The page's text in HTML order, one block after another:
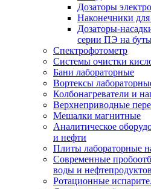
Дозаторы
Наконечники для
Дозаторы-
серии ПЭ на
Спектрофотометр
Системы очистки
Бани лабораторные
Вортексы
Колбонагреватели и
Верхнеприводные
Мешалки магнитные
Аналитическое
и нефти
Плиты лабораторные
Современные
воды и нефтепродуктов
Ротационные